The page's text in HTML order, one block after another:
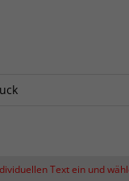
Text ein und